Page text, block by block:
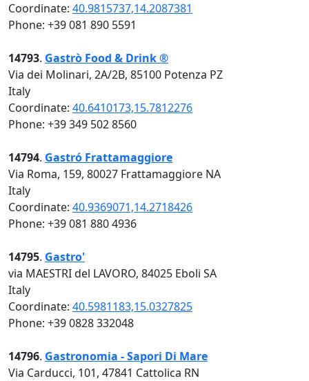
Coordinate: 40.9815737,14.2087381
Phone: +39 081 890 5591
14793. Gastrò Food & Drink ®
Via dei Molinari, 2A/2B, 85100 Potenza PZ
Italy
Coordinate: 40.6410173,15.7812276
Phone: +39 349 502 8560
14794. Gastró Frattamaggiore
Via Roma, 159, 80027 Frattamaggiore NA
Italy
Coordinate: 40.9369071,14.2718426
Phone: +39 081 880 4936
14795. Gastro'
via MAESTRI del LAVORO, 84025 Eboli SA
Italy
Coordinate: 40.5981183,15.0327825
Phone: +39 0828 332048
14796. Gastronomia - Sapori Di Mare
Via Carducci, 101, 47841 Cattolica RN